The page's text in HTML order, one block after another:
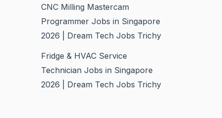
CNC Milling Mastercam
Programmer Jobs in Singapore
2026 | Dream Tech Jobs Trichy
Fridge & HVAC Service
Technician Jobs in Singapore
2026 | Dream Tech Jobs Trichy